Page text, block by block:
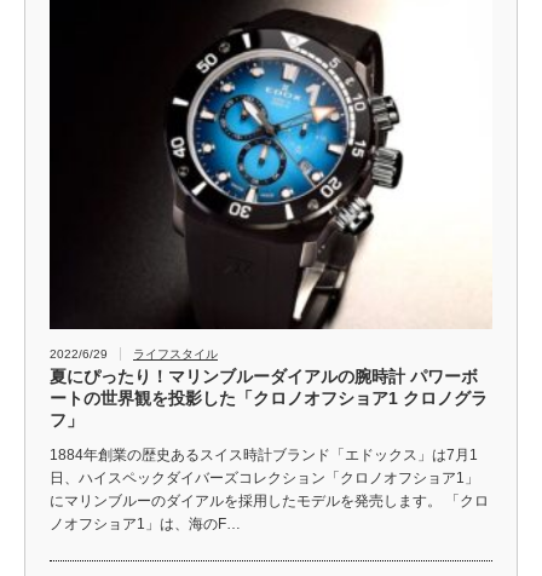
2022/6/29 ライフスタイル
夏にぴったり！マリンブルーダイアルの腕時計 パワーボ
ートの世界観を投影した「クロノオフショア1 クロノグラ
フ」
1884年創業の歴史あるスイス時計ブランド「エドックス」は7月1
日、ハイスペックダイバーズコレクション「クロノオフショア1」
にマリンブルーのダイアルを採用したモデルを発売します。 「クロ
ノオフショア1」は、海のF…